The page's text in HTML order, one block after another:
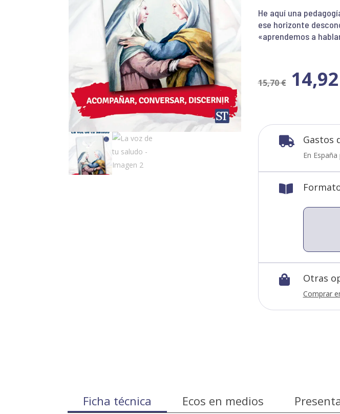
He aquí una
ese horizonte
«aprendemos a
15,70€ 14,92
 Gastos
En

 Otras
Comprar
Ficha técnica Ecos en medios